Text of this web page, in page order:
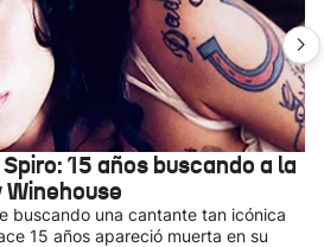
15 años buscando a la
Winehouse
buscando una cantante tan icónica
15 años apareció muerta en su